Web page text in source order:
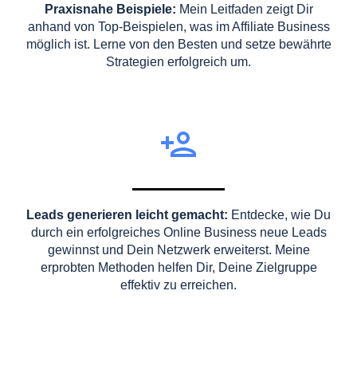
Praxisnahe Beispiele: Mein Leitfaden zeigt Dir
anhand von Top-Beispielen, was im Affiliate Business
möglich ist. Lerne von den Besten und setze bewährte
Strategien erfolgreich um.
Leads generieren leicht gemacht: Entdecke, wie Du
durch ein erfolgreiches Online Business neue Leads
gewinnst und Dein Netzwerk erweiterst. Meine
erprobten Methoden helfen Dir, Deine Zielgruppe
effektiv zu erreichen.